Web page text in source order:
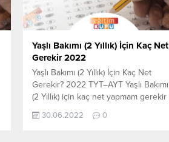
son güncel...
Yaşlı Bakımı (2 Yıllık) İçin Kaç Net
Gerekir 2022
Yaşlı Bakımı (2 Yıllık) İçin Kaç Net
Gerekir? 2022 TYT–AYT Yaşlı Bakımı
(2 Yıllık) için kaç net yapmam gerekir
öğrenebilirsiniz. Bu veriler 2021
30.06.2022 0